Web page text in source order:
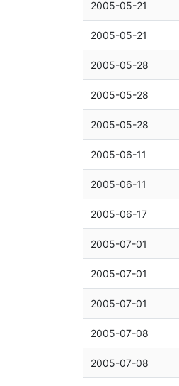
2005-05-21
2005-05-21
2005-05-28
2005-05-28
2005-05-28
2005-06-11
2005-06-11
2005-06-17
2005-07-01
2005-07-01
2005-07-01
2005-07-08
2005-07-08